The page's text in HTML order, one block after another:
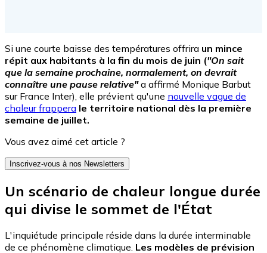
Si une courte baisse des températures offrira un mince
répit aux habitants à la fin du mois de juin ("On sait
que la semaine prochaine, normalement, on devrait
connaître une pause relative"a affirmé Monique Barbut
sur France Inter), elle prévient qu'une nouvelle vague de
chaleur frappera le territoire national dès la première
semaine de juillet.
Vous avez aimé cet article ?
Inscrivez-vous à nos Newsletters
Un scénario de chaleur longue durée
qui divise le sommet de l'État
L'inquiétude principale réside dans la durée interminable
de ce phénomène climatique. Les modèles de prévision